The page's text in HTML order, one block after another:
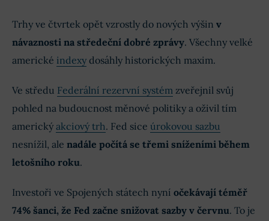
Trhy ve čtvrtek opět vzrostly do nových výšin v
návaznosti na středeční dobré zprávy. Všechny velké
americké indexy dosáhly historických maxim.
Ve středu Federální rezervní systém zveřejnil svůj
pohled na budoucnost měnové politiky a oživil tím
americký akciový trh. Fed sice úrokovou sazbu
nesnížil, ale nadále počítá se třemi sníženími během
letošního roku.
Investoři ve Spojených státech nyní očekávají téměř
74% šanci, že Fed začne snižovat sazby v červnu. To je